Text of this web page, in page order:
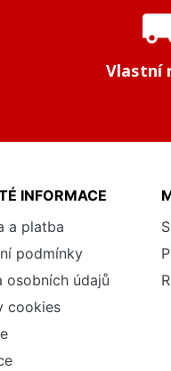
Vlastní
INFORMACE
a platba
podmínky
osobních údajů
cookies